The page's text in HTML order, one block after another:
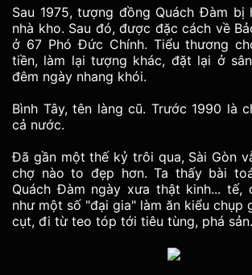
Sau 1975, tượng đồng Quách Đàm bị
nhà kho. Sau đó, được đặc cách về
ở 67 Phó Đức Chính. Tiểu thương
tiền, làm lại tượng khác, đặt lại ở
đêm ngày nhang khói.
Bình Tây, tên làng cũ. Trước 1990 là
cả nước.
Đã gần một thế kỷ trôi qua, Sài Gòn
chợ nào to đẹp hơn. Ta thấy bài
Quách Đàm ngày xưa thật kinh... tế,
như một số "đại gia" làm ăn kiểu chụp
cụt, đi từ teo tóp tới tiêu tùng, phá sản.